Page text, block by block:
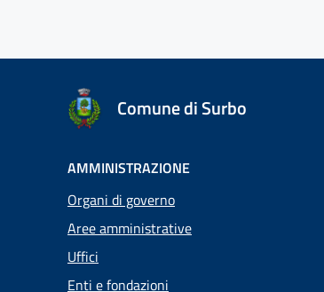
Comune di Surbo
AMMINISTRAZIONE
Organi di governo
Aree amministrative
Uffici
Enti e fondazioni